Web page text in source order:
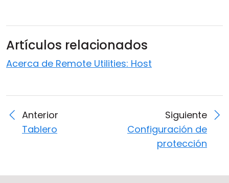
Artículos relacionados
Acerca de Remote Utilities: Host
Anterior
Tablero
Siguiente
Configuración de
protección